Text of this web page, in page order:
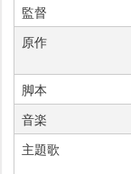
監督
原作
脚本
音楽
主題歌